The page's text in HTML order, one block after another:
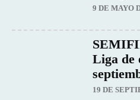
9 DE MAYO
Liga de
19 DE